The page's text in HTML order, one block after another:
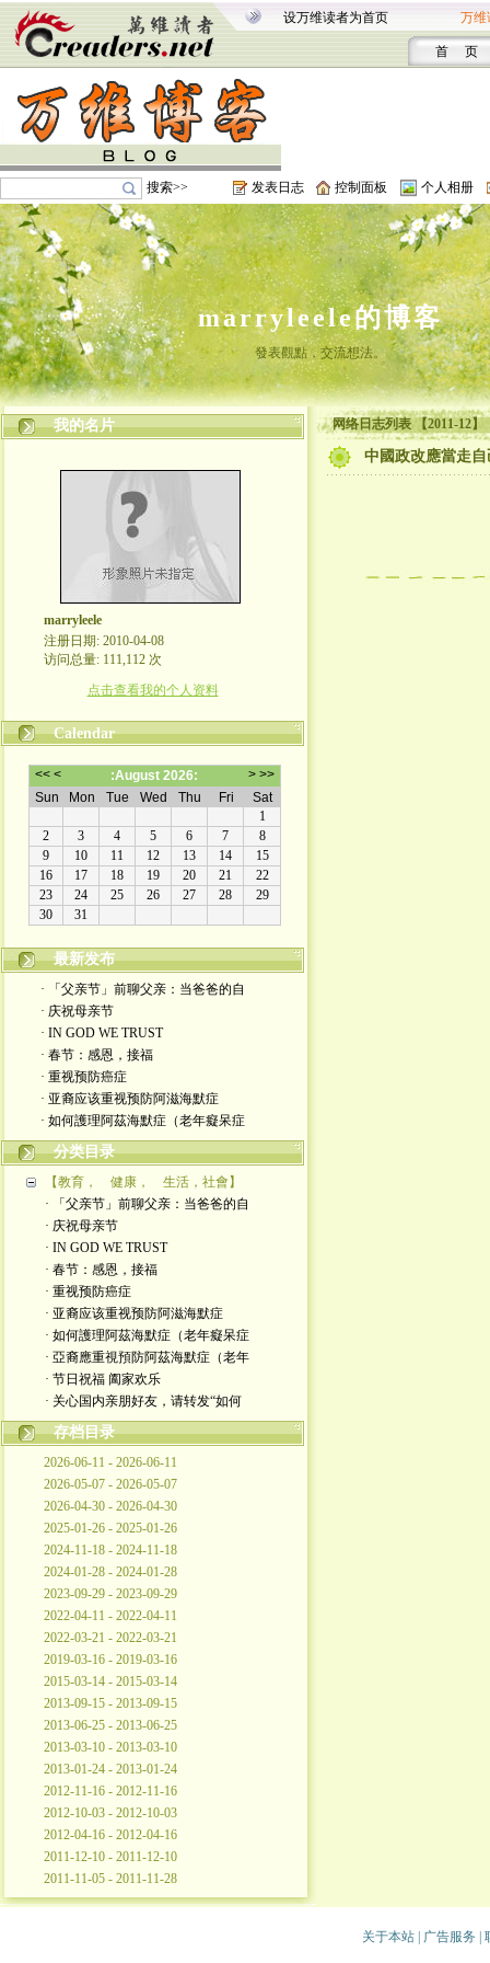
设万维读者为首页 万维
首 页
搜索>> 发表日志 控制面板 个人相册
marryleele的博客
發表觀點，交流想法。
我的名片
marryleele
注册日期: 2010-04-08
访问总量: 111,112 次
点击查看我的个人资料
Calendar
最新发布
· 「父亲节」前聊父亲：当爸爸的自
· 庆祝母亲节
· IN GOD WE TRUST
· 春节：感恩，接福
· 重视预防癌症
· 亚裔应该重视预防阿滋海默症
· 如何護理阿茲海默症（老年癡呆症
分类目录
【教育， 健康， 生活，社會】
· 「父亲节」前聊父亲：当爸爸的自
· 庆祝母亲节
· IN GOD WE TRUST
· 春节：感恩，接福
· 重视预防癌症
· 亚裔应该重视预防阿滋海默症
· 如何護理阿茲海默症（老年癡呆症
· 亞裔應重視預防阿茲海默症（老年
· 节日祝福 阖家欢乐
· 关心国内亲朋好友，请转发“如何
存档目录
2026-06-11 - 2026-06-11
2026-05-07 - 2026-05-07
2026-04-30 - 2026-04-30
2025-01-26 - 2025-01-26
2024-11-18 - 2024-11-18
2024-01-28 - 2024-01-28
2023-09-29 - 2023-09-29
2022-04-11 - 2022-04-11
2022-03-21 - 2022-03-21
2019-03-16 - 2019-03-16
2015-03-14 - 2015-03-14
2013-09-15 - 2013-09-15
2013-06-25 - 2013-06-25
2013-03-10 - 2013-03-10
2013-01-24 - 2013-01-24
2012-11-16 - 2012-11-16
2012-10-03 - 2012-10-03
2012-04-16 - 2012-04-16
2011-12-10 - 2011-12-10
2011-11-05 - 2011-11-28
网络日志列表 【2011-12】
中國政改應當走
关于本站| 广告服务